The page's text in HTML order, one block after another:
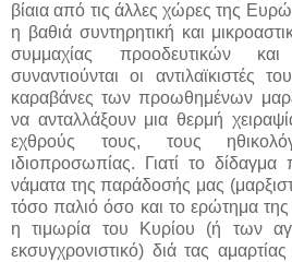
βίαια από τις άλλες χώρες της
η βαθιά συντηρητική και
συμμαχίας προοδευτικών
συναντιούνται οι αντιλαϊκιστές
καραβάνες των προωθημένων
να ανταλλάξουν μια θερμή
εχθρούς τους, τους
ιδιοπροσωπίας. Γιατί το
νάματα της παράδοσής μας
τόσο παλιό όσο και το ερώτημα της
η τιμωρία του Κυρίου (ή των
εκσυγχρονιστικό) διά τας